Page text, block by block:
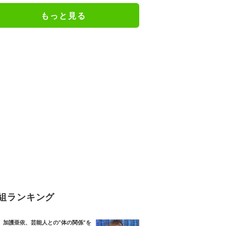
もっと見る
ランキング
加護亜依、芸能人との“体の関係”を